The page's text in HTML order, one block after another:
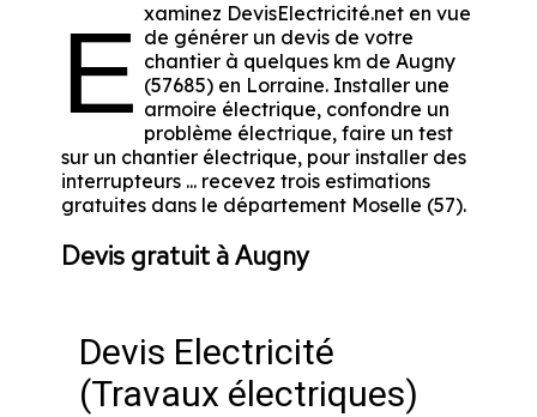
E xaminez DevisElectricité.net en vue
de générer un devis de votre
chantier à quelques km de Augny
(57685) en Lorraine. Installer une
armoire électrique, confondre un
problème électrique, faire un test
sur un chantier électrique, pour installer des
interrupteurs ... recevez trois estimations
gratuites dans le département Moselle (57).
Devis gratuit à Augny
Devis Electricité
(Travaux électriques)